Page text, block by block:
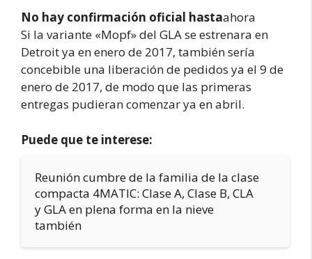
No hay confirmación oficial hastaahora
Si la variante «Mopf» del GLA se estrenara en
Detroit ya en enero de 2017, también sería
concebible una liberación de pedidos ya el 9 de
enero de 2017, de modo que las primeras
entregas pudieran comenzar ya en abril.
Puede que te interese:
Reunión cumbre de la familia de la clase
compacta 4MATIC: Clase A, Clase B, CLA
y GLA en plena forma en la nieve
también